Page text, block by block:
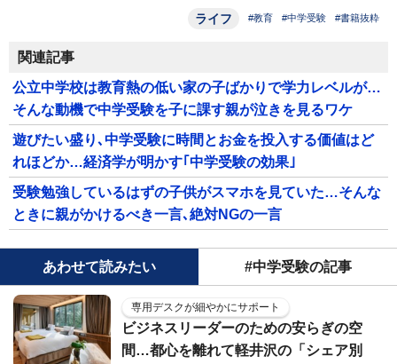
ライフ #教育 #中学受験 #書籍抜粋
関連記事
公立中学校は教育熱の低い家の子ばかりで学力レベルが…
そんな動機で中学受験を子に課す親が泣きを見るワケ
遊びたい盛り､中学受験に時間とお金を投入する価値はど
れほどか…経済学が明かす｢中学受験の効果｣
受験勉強しているはずの子供がスマホを見ていた…そんな
ときに親がかけるべき一言､絶対NGの一言
あわせて読みたい #中学受験の記事
専用デスクが細やかにサポート
ビジネスリーダーのための安らぎの空
間…都心を離れて軽井沢の「シェア別